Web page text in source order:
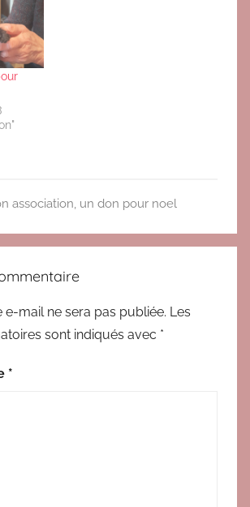
association, un don pour noel
e-mail ne sera pas publiée. Les
sont indiqués avec *
*